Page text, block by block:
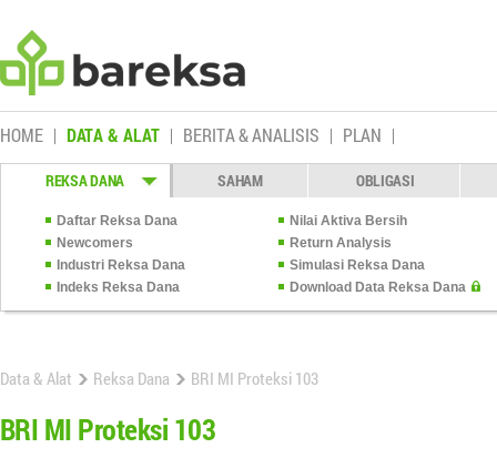
HOME DATA & ALAT BERITA & ANALISIS PLAN
REKSA DANA SAHAM OBLIGASI
Daftar Reksa Dana
Nilai Aktiva Bersih
Newcomers
Return Analysis
Industri Reksa Dana
Simulasi Reksa Dana
Indeks Reksa Dana
Download Data Reksa Dana
Data & Alat Reksa Dana BRI MI Proteksi 103
BRI MI Proteksi 103